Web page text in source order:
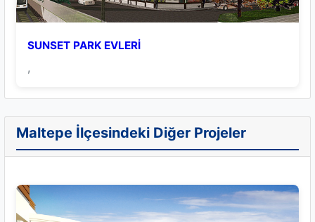
SUNSET PARK EVLERİ
,
Maltepe İlçesindeki Diğer Projeler